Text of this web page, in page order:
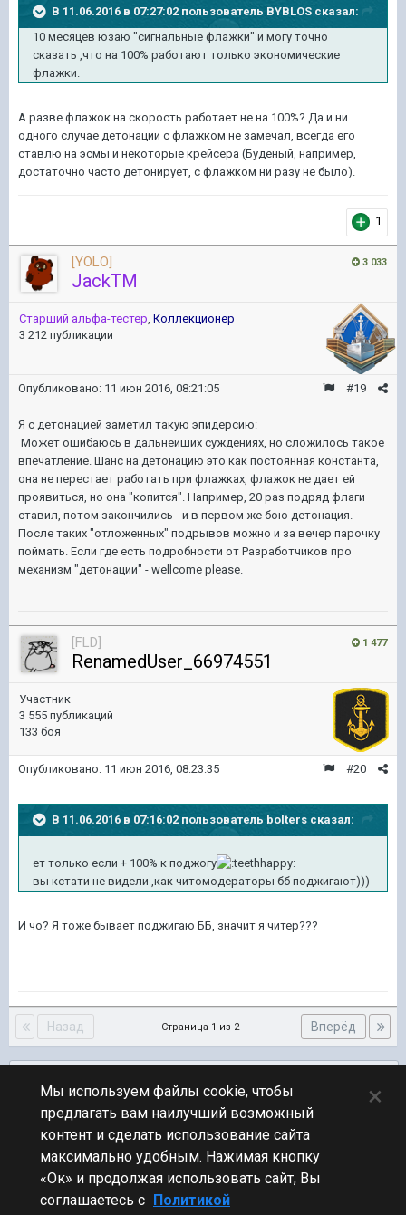
В 11.06.2016 в 07:27:02 пользователь BYBLOS сказал:
10 месяцев юзаю "сигнальные флажки" и могу точно
сказать ,что на 100% работают только экономические
флажки.
А разве флажок на скорость работает не на 100%? Да и ни
одного случае детонации с флажком не замечал, всегда его
ставлю на эсмы и некоторые крейсера (Буденый, например,
достаточно часто детонирует, с флажком ни разу не было).
1
3 033
[YOLO]
JackTM
Старший альфа-тестер Коллекционер
3 212 публикации
#19
Опубликовано: 11 июн 2016, 08:21:05
Я с детонацией заметил такую эпидерсию:
Может ошибаюсь в дальнейших суждениях, но сложилось такое
впечатление. Шанс на детонацию это как постоянная константа,
она не перестает работать при флажках, флажок не дает ей
проявиться, но она "копится". Например, 20 раз подряд флаги
ставил, потом закончились - и в первом же бою детонация.
После таких "отложенных" подрывов можно и за вечер парочку
поймать. Если где есть подробности от Разработчиков про
механизм "детонации" - wellcome please.
1 477
[FLD]
RenamedUser_66974551
Участник
3 555 публикаций
133 боя
#20
Опубликовано: 11 июн 2016, 08:23:35
В 11.06.2016 в 07:16:02 пользователь bolters сказал:
ет только если + 100% к поджогу
вы кстати не видели ,как читомодераторы бб поджигают)))
И чо? Я тоже бывает поджигаю ББ, значит я читер???
Назад Вперёд
Страница 1 из 2
ПЕРЕЙТИ К СПИСКУ ТЕМ
Обсуждение Мира Кораблей
Мы используем файлы cookie, чтобы
предлагать вам наилучший возможный
контент и сделать использование сайта
максимально удобным. Нажимая кнопку
«Ок» и продолжая использовать сайт, Вы
соглашаетесь с Политикой
×